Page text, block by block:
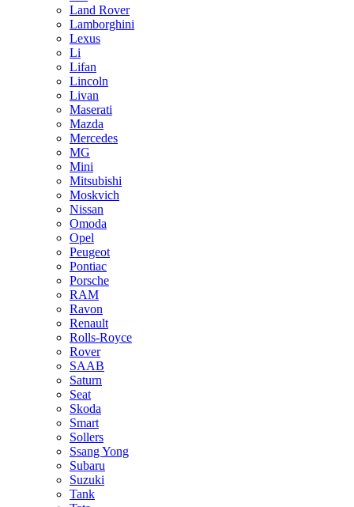
Land Rover
Lamborghini
Lexus
Li
Lifan
Lincoln
Livan
Maserati
Mazda
Mercedes
MG
Mini
Mitsubishi
Moskvich
Nissan
Omoda
Opel
Peugeot
Pontiac
Porsche
RAM
Ravon
Renault
Rolls-Royce
Rover
SAAB
Saturn
Seat
Skoda
Smart
Sollers
Ssang Yong
Subaru
Suzuki
Tank